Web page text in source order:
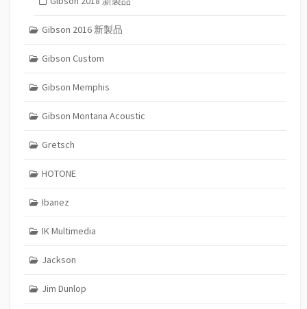
Gibson 2016 新製品
Gibson Custom
Gibson Memphis
Gibson Montana Acoustic
Gretsch
HOTONE
Ibanez
IK Multimedia
Jackson
Jim Dunlop